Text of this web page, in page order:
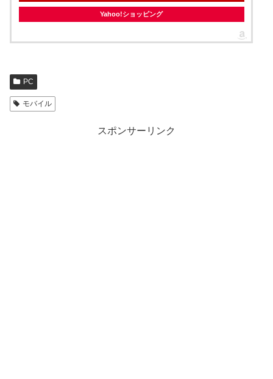
Yahoo!ショッピング
PC
モバイル
スポンサーリンク